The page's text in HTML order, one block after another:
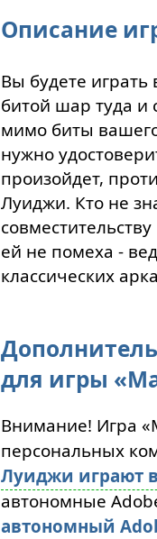
Описание
Вы будете играть
битой шар туда и
мимо биты
нужно
произойдет,
Луиджи. Кто не
ей не помеха -
классических
для игры
Внимание! Игра
персональных
Луиджи играют
автономные
автономный